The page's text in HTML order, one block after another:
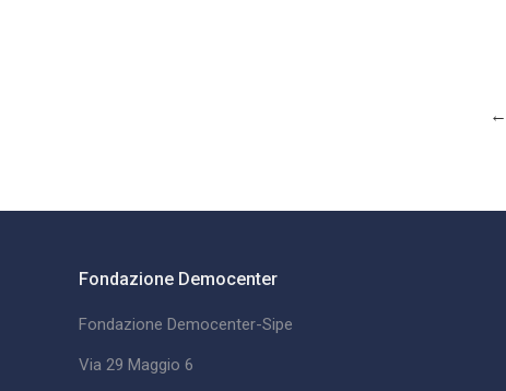
←
Fondazione Democenter
Fondazione Democenter-Sipe
Via 29 Maggio 6